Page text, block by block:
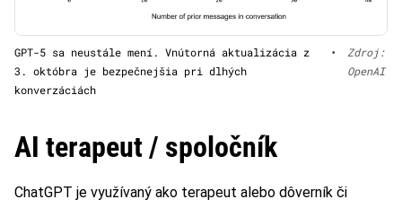
GPT-5 sa neustále mení. Vnútorná aktualizácia z
3. októbra je bezpečnejšia pri dlhých
konverzáciách
•
Zdroj:
OpenAI
AI terapeut / spoločník
ChatGPT je využívaný ako terapeut alebo dôverník či